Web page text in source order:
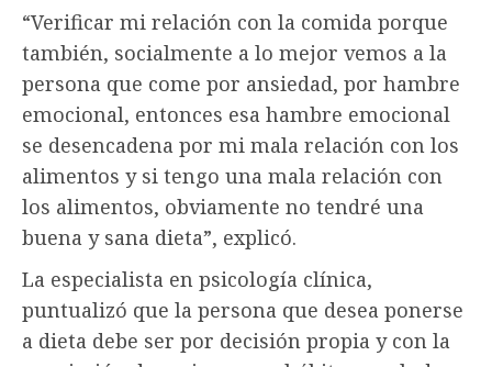
“Verificar mi relación con la comida porque
también, socialmente a lo mejor vemos a la
persona que come por ansiedad, por hambre
emocional, entonces esa hambre emocional
se desencadena por mi mala relación con los
alimentos y si tengo una mala relación con
los alimentos, obviamente no tendré una
buena y sana dieta”, explicó.
La especialista en psicología clínica,
puntualizó que la persona que desea ponerse
a dieta debe ser por decisión propia y con la